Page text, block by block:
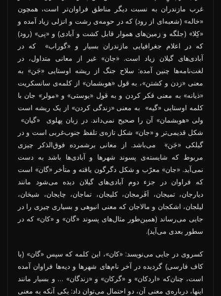
غرب مازندران به نسبت دیگر مناطق فراوان‌تر است، همچون
«خاله» (شعبه‌ای از رود) که در حومه‌ی رشت و انزلی زیاد آمده و
«کِلا» (جلگه و زمین‌های هموار قابل کشت و آبادی) و «پی» (رود)
که در اعلام جغرافیایی مازندران بسیار و «گوراب» که در
آبادی‌های گیلان زیاد است. «جان» غیر از معانی متداول، در
لغت‌نامه‌ها چنین آمده: سلاح جنگ از ریشه‌ اوستایی «جَن» به
معنی «زدن و کشتن»، به قول «هوبشمان» از کلمه‌ی سانسکریت
«ذیانه» به معنی فکر کردن و به قول «یوستی» و «مولر» جان با
کلمه اوستایی «گیه» به معنی «زندگی کردن» از یک ریشه است
ولی «هوبشمان» آن را صحیح نمی‌داند. در زبان پهلوی «گیان»
شکل قدیمی‌تر و «جان» شکل تازه‌ی تلفظ جنوب‌غربی است و در
گیلکی «جَن» می‌باشد. از معانی برشمرده فوق‌الذکر چیزی
مربوط که شایسته‌ی پسوند شهرها و آبادی‌ها باشد به دست
نمی‌آید. «جان» معرّب و شکل دگرگون یافته و متأخر «گان» است
که فراوان در جزء دوم آبادی‌های گیلان دیده می‌شود مانند
دیارجان، تمیجان، اَفَرمجان، کلیجان، تماجان، چایجان، شیخان،
لیلجان، اشکجان و مالاجان که معنی انبوهی و بسیاری چیزی را در
جایی می‌رساند (همین‌طور مثال‌های پسوند «گان» و «کان» که در
سطور بعدی می‌آید).
کسروی در جایی می‌نویسد: «کان»، این کلمه که سپس «گان» (با
کاف فارسی) گردیده در آخر نام‌های شهرها و دیه‌ها فراوان آمده
است، چنان‌که «اردکان» و «گرکان» و «زندگان» … و بسیار مانند
اینها، درباره‌ی معنی آن، دو احتمال می‌توان داد: یکی آنکه به معنی